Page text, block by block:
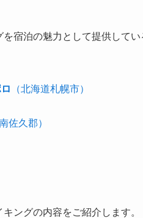
宿泊の魅力として提供して
（北海道札幌市）
佐久郡）
ングの内容をご紹介します。